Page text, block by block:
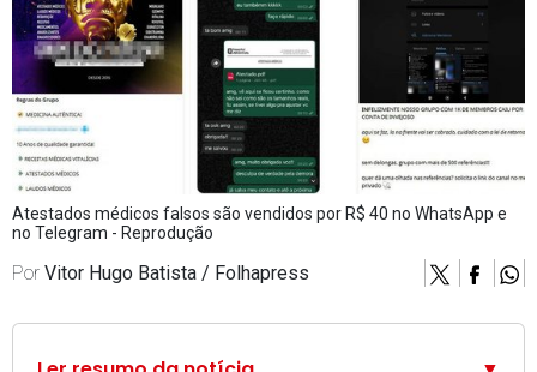
Atestados médicos falsos são vendidos por R$ 40 no WhatsApp e
no Telegram - Reprodução
Por Vitor Hugo Batista / Folhapress